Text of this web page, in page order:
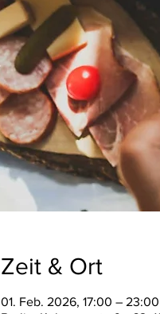
Zeit & Ort
01. Feb. 2026, 17:00 – 23:00